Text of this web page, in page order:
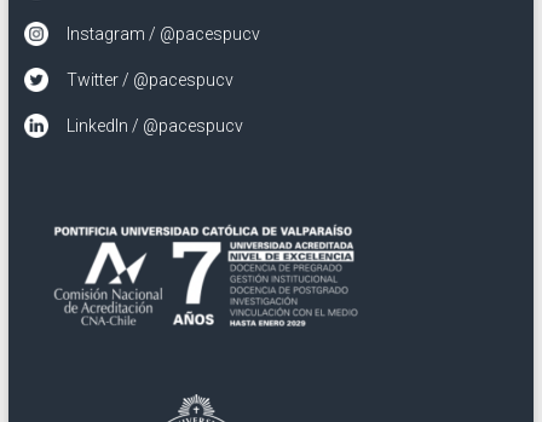
Instagram / @pacespucv
Twitter / @pacespucv
LinkedIn / @pacespucv